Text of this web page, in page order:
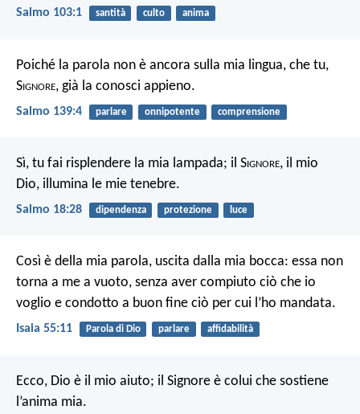
Salmo 103:1 santità culto anima
Poiché la parola non è ancora sulla mia lingua, che tu,
Signore, già la conosci appieno.
Salmo 139:4 parlare onnipotente comprensione
Sì, tu fai risplendere la mia lampada; il Signore, il mio
Dio, illumina le mie tenebre.
Salmo 18:28 dipendenza protezione luce
Così è della mia parola, uscita dalla mia bocca: essa non
torna a me a vuoto, senza aver compiuto ciò che io
voglio e condotto a buon fine ciò per cui l’ho mandata.
Isaia 55:11 Parola di Dio parlare affidabilità
Ecco, Dio è il mio aiuto; il Signore è colui che sostiene
l’anima mia.